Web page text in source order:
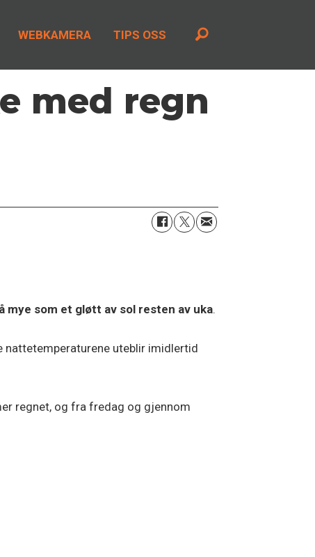
WEBKAMERA TIPS OSS
med regn
som et gløtt av sol resten av uka.
nattetemperaturene uteblir imidlertid
regnet, og fra fredag og gjennom